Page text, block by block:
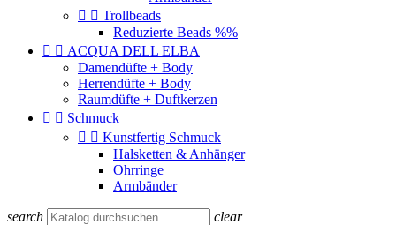
  Trollbeads
Reduzierte Beads %%
  ACQUA DELL ELBA
Damendüfte + Body
Herrendüfte + Body
Raumdüfte + Duftkerzen
  Schmuck
  Kunstfertig Schmuck
Halsketten & Anhänger
Ohrringe
Armbänder
search clear